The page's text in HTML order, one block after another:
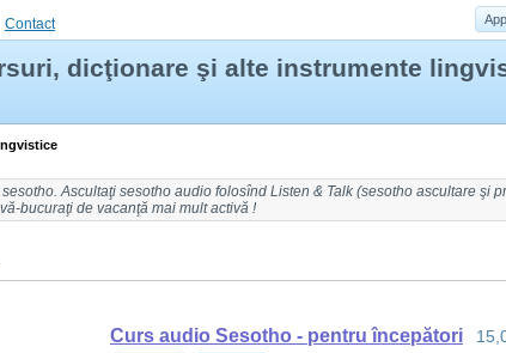
Contact
dicţionare şi alte instrumente
. Ascultaţi sesotho audio folosînd Listen & Talk (sesotho ascultare şi
bucuraţi de vacanţă mai mult activă !
Curs audio Sesotho - pentru începători